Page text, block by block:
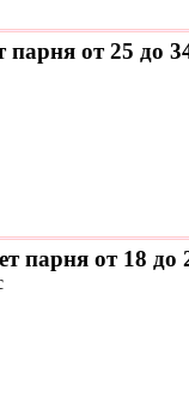
парня от 25 до
парня от 18 до